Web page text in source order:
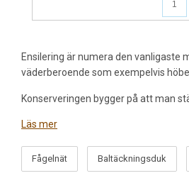
Ensilering är numera den vanligaste
väderberoende som exempelvis
Konserveringen bygger på att man
Ibland går inte ensileringen som
Vanligtvis sker ensilering genom att
Läs mer
Fågelnät Baltäckningsduk